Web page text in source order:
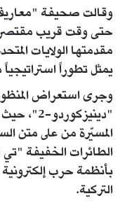
وقالت صحيفة
حتى وقت قريب
مقدمتها الولايات
يمثل تطوراً
وجرى استعراض
المسيّرة من على متن
الطائرات الخفيفة
بأنظمة حرب
التركية.